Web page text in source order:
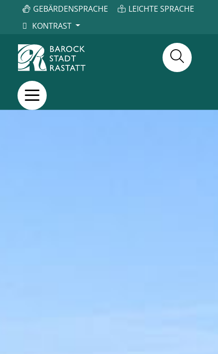
GEBÄRDENSPRACHE
LEICHTE SPRACHE
KONTRAST